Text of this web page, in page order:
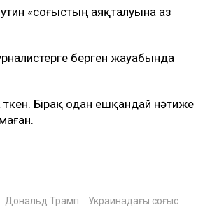
«соғыстың аяқталуына аз
берген жауабында
Бірақ одан ешқандай нәтиже
Дональд Трамп
Украинадағы соғыс